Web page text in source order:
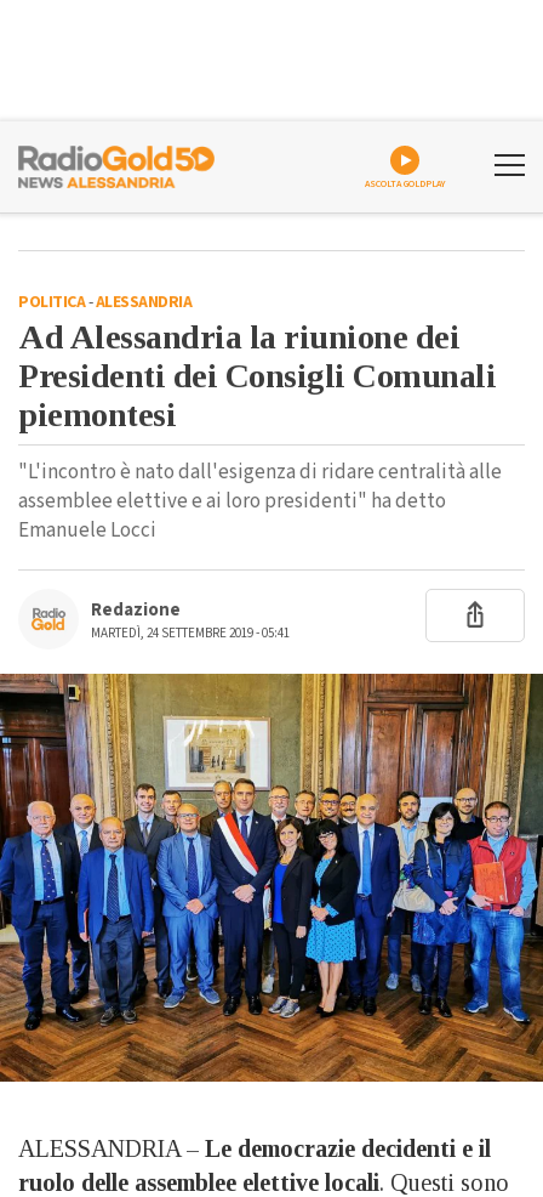
ASCOLTA GOLDPLAY
POLITICA-ALESSANDRIA
Ad Alessandria la riunione dei
Presidenti dei Consigli Comunali
piemontesi
"L'incontro è nato dall'esigenza di ridare centralità alle
assemblee elettive e ai loro presidenti" ha detto
Emanuele Locci
Redazione
MARTEDÌ, 24 SETTEMBRE 2019 - 05:41
ALESSANDRIA – Le democrazie decidenti e il
ruolo delle assemblee elettive locali. Questi sono